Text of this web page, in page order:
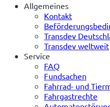
Allgemeines
Kontakt
Transdev
Transdev weltweit
Service
FAQ
Fundsachen
Fahrrad- und
Fahrgastrechte